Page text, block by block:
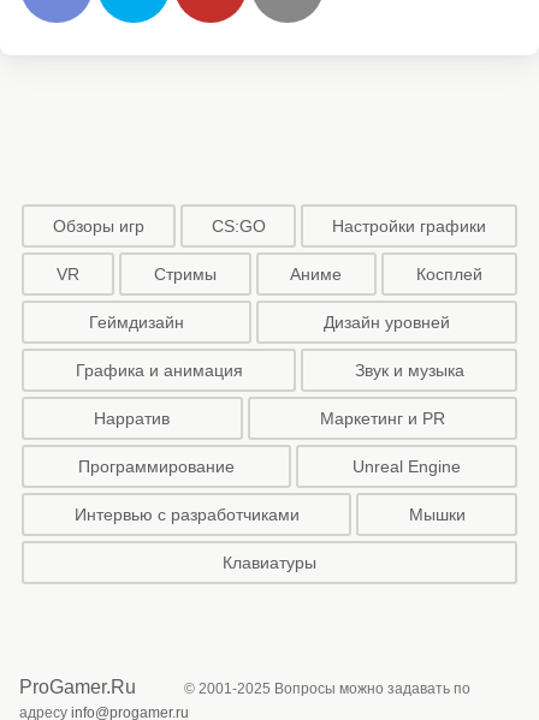
Обзоры игр CS:GO Настройки графики
VR Стримы Аниме Косплей
Геймдизайн Дизайн уровней
Графика и анимация Звук и музыка
Нарратив Маркетинг и PR
Программирование Unreal Engine
Интервью с разработчиками Мышки
Клавиатуры
ProGamer.Ru
© 2001-2025 Вопросы можно задавать по
адресу info@progamer.ru